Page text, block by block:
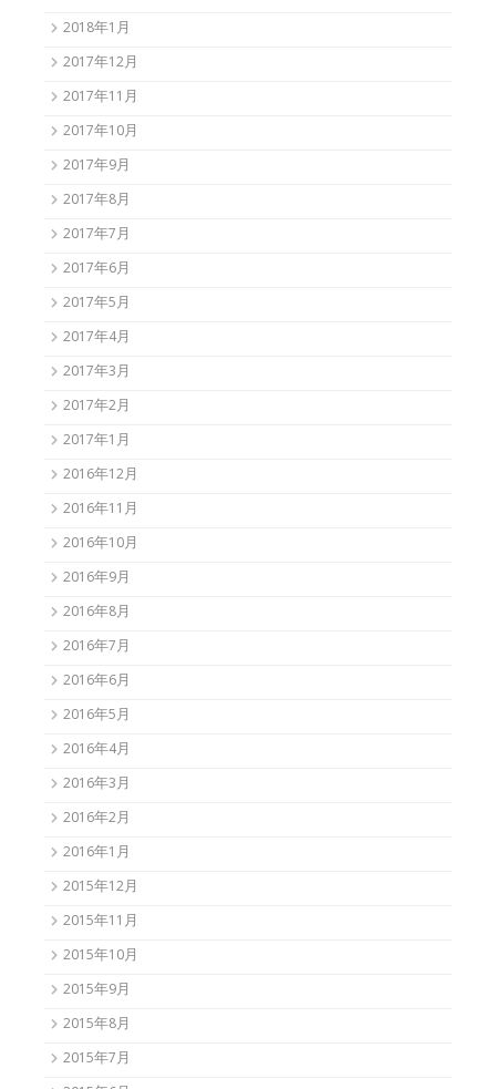
2018年1月
2017年12月
2017年11月
2017年10月
2017年9月
2017年8月
2017年7月
2017年6月
2017年5月
2017年4月
2017年3月
2017年2月
2017年1月
2016年12月
2016年11月
2016年10月
2016年9月
2016年8月
2016年7月
2016年6月
2016年5月
2016年4月
2016年3月
2016年2月
2016年1月
2015年12月
2015年11月
2015年10月
2015年9月
2015年8月
2015年7月